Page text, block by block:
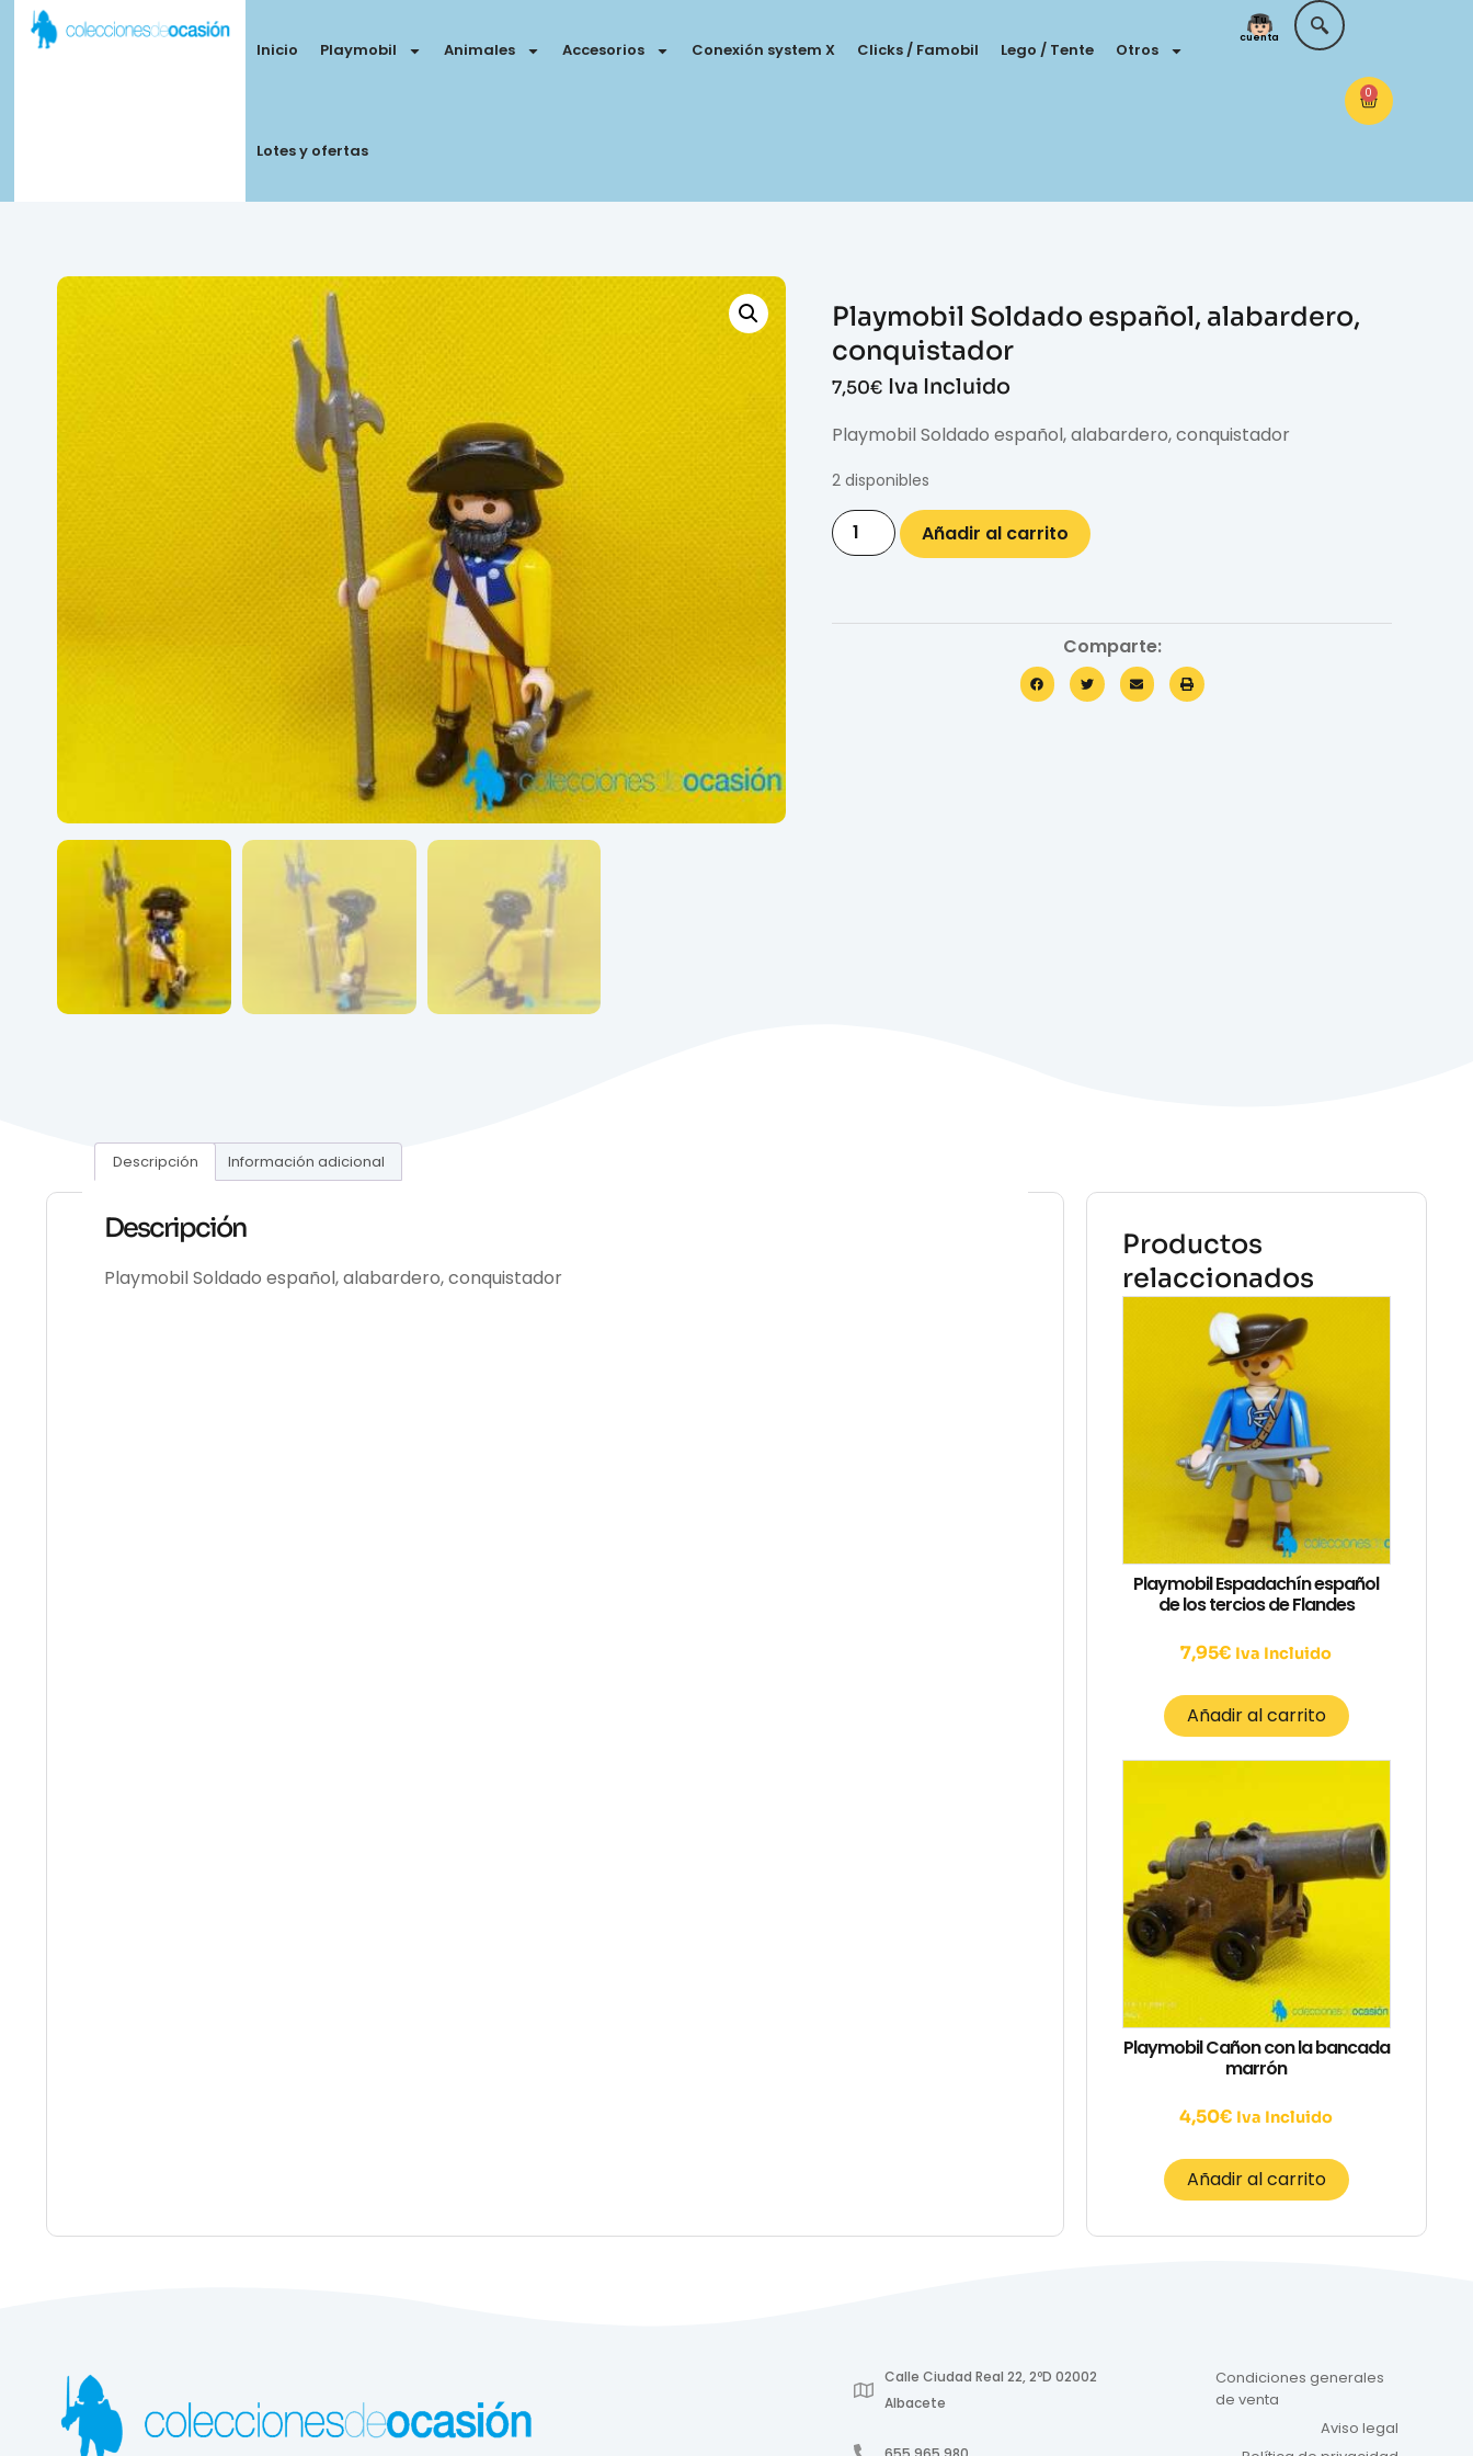
Inicio Playmobil Animales Accesorios Conexión system X Clicks / Famobil Lego / Tente Otros
Lotes y ofertas
Tu
cuenta
0
Playmobil Soldado español, alabardero,
conquistador
7,50€ Iva Incluido
Playmobil Soldado español, alabardero, conquistador
2 disponibles
Añadir al carrito
Comparte:
Descripción Información adicional
Descripción
Playmobil Soldado español, alabardero, conquistador
Productos
relaccionados
Playmobil Espadachín español
de los tercios de Flandes
7,95€ Iva Incluido
Añadir al carrito
Playmobil Cañon con la bancada
marrón
4,50€ Iva Incluido
Añadir al carrito
Calle Ciudad Real 22, 2ºD 02002
Albacete
Condiciones generales
de venta
Aviso legal